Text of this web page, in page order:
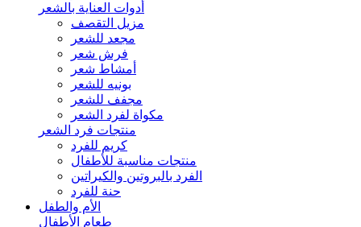
أدوات العناية بالشعر
مزيل التقصف
مجعد للشعر
فرش شعر
أمشاط شعر
بونيه للشعر
مجفف للشعر
مكواة لفرد الشعر
منتجات فرد الشعر
كريم للفرد
منتجات مناسبة للأطفال
الفرد بالبروتين والكيراتين
حنة للفرد
الأم والطفل
طعام الأطفال